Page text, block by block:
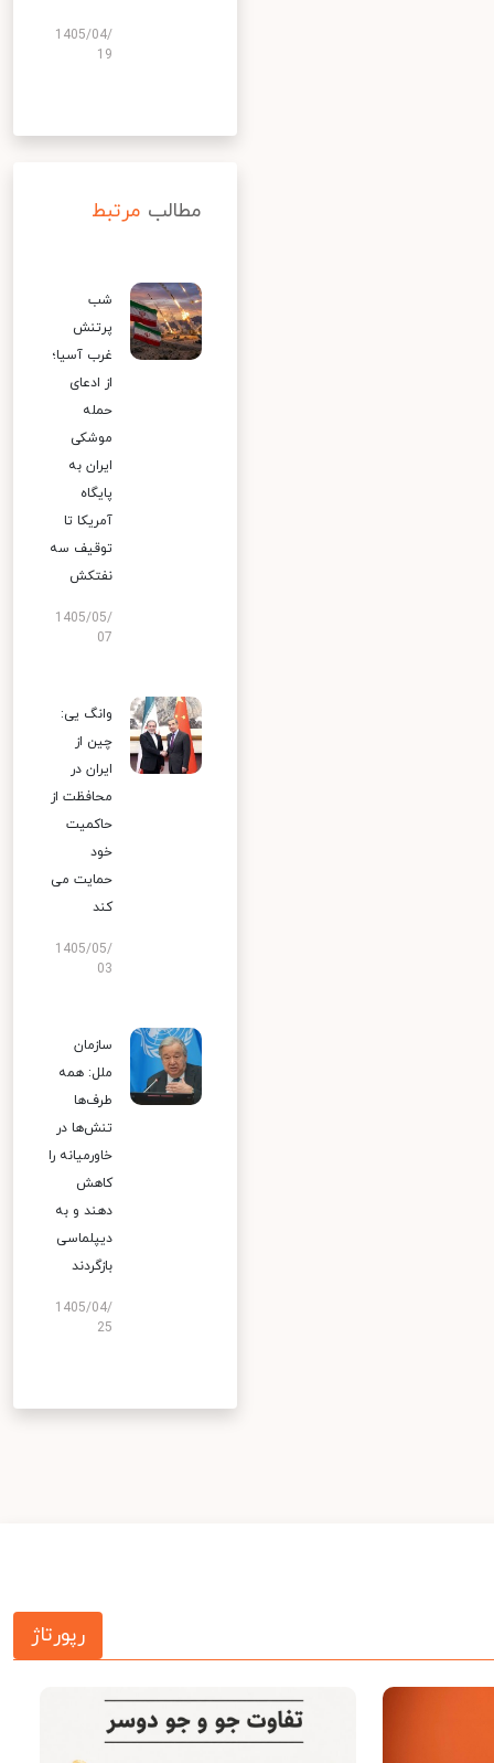
1405/04/
19
مطالب مرتبط
شب
پرتنش
غرب آسیا؛
از ادعای
حمله
موشکی
ایران به
پایگاه
آمریکا تا
توقیف سه
نفتکش
1405/05/
07
وانگ یی:
چین از
ایران در
محافظت از
حاکمیت
خود
حمایت می
کند
1405/05/
03
سازمان
ملل: همه
طرف‌ها
تنش‌ها در
خاورمیانه را
کاهش
دهند و به
دیپلماسی
بازگردند
1405/04/
25
رپورتاژ